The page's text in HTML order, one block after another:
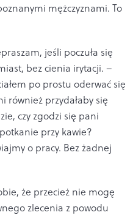
mężczyznami. To
jeśli poczuła się
bez cienia irytacji. –
po prostu oderwać się
również przydałaby się
czy zgodzi się pani
przy kawie?
o pracy. Bez żadnej
że przecież nie mogę
zlecenia z powodu